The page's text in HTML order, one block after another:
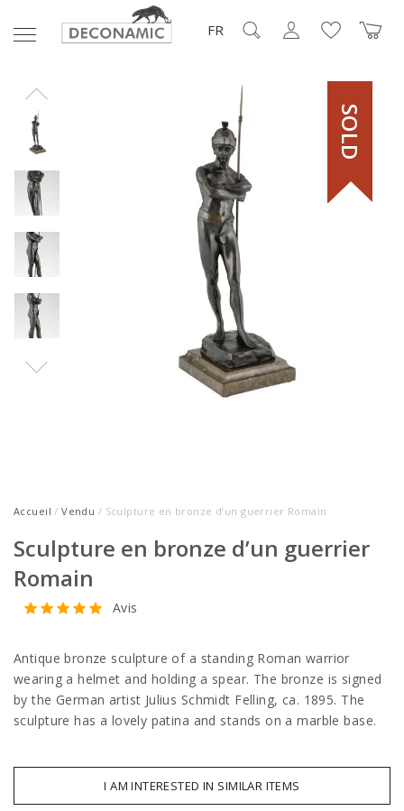
FR
SOLD
Accueil /Vendu / Sculpture en bronze d’un guerrier Romain
Sculpture en bronze d’un guerrier
Romain
Avis
Antique bronze sculpture of a standing Roman warrior
wearing a helmet and holding a spear. The bronze is signed
by the German artist Julius Schmidt Felling, ca. 1895. The
sculpture has a lovely patina and stands on a marble base.
I AM INTERESTED IN SIMILAR ITEMS